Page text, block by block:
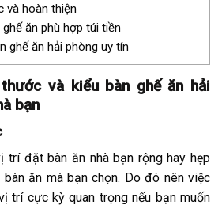
và hoàn thiện
ăn phù hợp túi tiền
ghế ăn hải phòng uy tín
và kiểu bàn ghế ăn hải
bạn
trí đặt bàn ăn nhà bạn rộng hay hẹp
ăn mà bạn chọn. Do đó nên việc
trí cực kỳ quan trọng nếu bạn muốn